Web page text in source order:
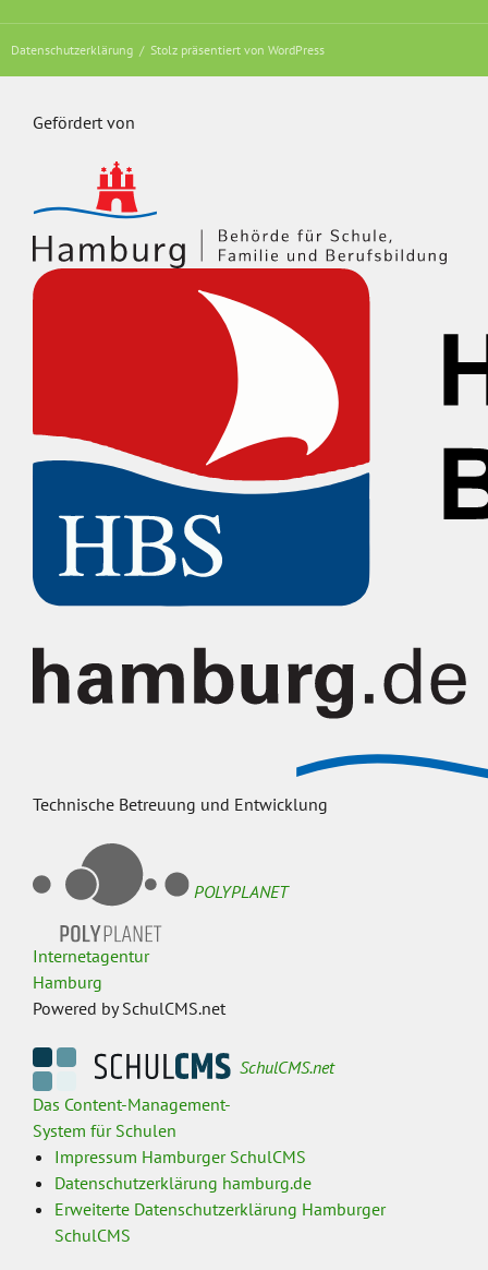
Datenschutzerklärung Stolz präsentiert von WordPress
Gefördert von
Technische Betreuung und Entwicklung
POLYPLANET
Internetagentur
Hamburg
Powered by SchulCMS.net
SchulCMS.net
Das Content-Management-
System für Schulen
Impressum Hamburger SchulCMS
Datenschutzerklärung hamburg.de
Erweiterte Datenschutzerklärung Hamburger
SchulCMS